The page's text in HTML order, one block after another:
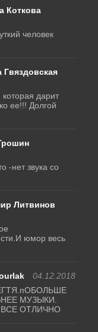
Коткова
человек
Гвяздовская
дарит
ее!!! Долгой
-нет звука со
Литвинов
юмор весь
04.12.2018
МУЗЫКИ.
ОТЛИЧНО